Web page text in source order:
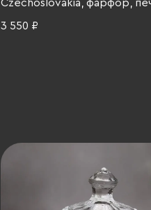
Czechoslovakia, фарфор,
3 550 ₽